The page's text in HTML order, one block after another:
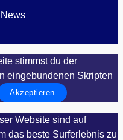
stimmst du der
eingebundenen Skripten
Akzeptieren
Website sind auf
das beste Surferlebnis zu